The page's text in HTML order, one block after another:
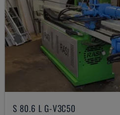
S 80.6 L G-V3C50